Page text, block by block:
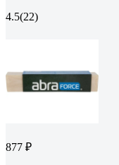
4.5(22)
877 ₽